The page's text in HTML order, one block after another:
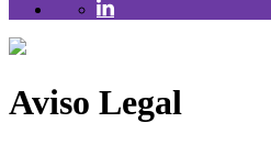
Aviso Legal